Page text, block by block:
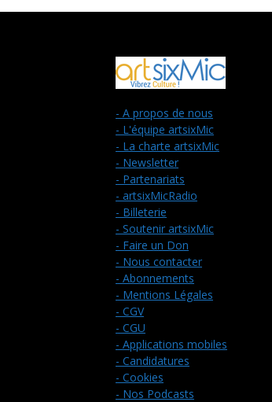
- A propos de nous
- L'équipe artsixMic
- La charte artsixMic
- Newsletter
- Partenariats
- artsixMicRadio
- Billeterie
- Soutenir artsixMic
- Faire un Don
- Nous contacter
- Abonnements
- Mentions Légales
- CGV
- CGU
- Applications mobiles
- Candidatures
- Cookies
- Nos Podcasts